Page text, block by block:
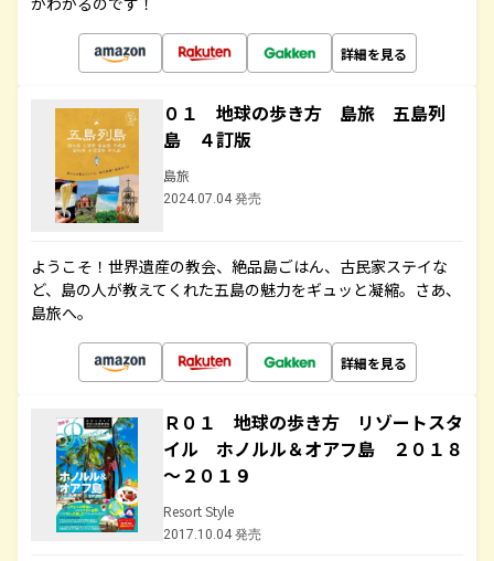
詳細を見る
０１ 地球の歩き方 島旅 五島列
島 ４訂版
島旅
2024.07.04 発売
ようこそ！世界遺産の教会、絶品島ごはん、古民家ステイな
ど、島の人が教えてくれた五島の魅力をギュッと凝縮。さあ、
島旅へ。
詳細を見る
Ｒ０１ 地球の歩き方 リゾートスタ
イル ホノルル＆オアフ島 ２０１８
～２０１９
Resort Style
2017.10.04 発売